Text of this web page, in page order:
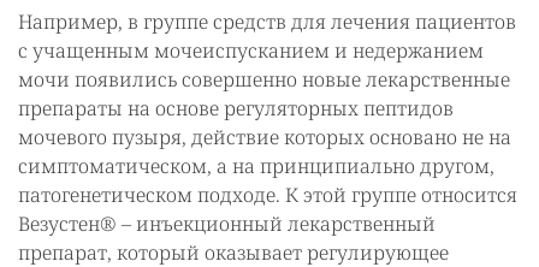
Например, в группе средств для лечения пациентов
с учащенным мочеиспусканием и недержанием
мочи появились совершенно новые лекарственные
препараты на основе регуляторных пептидов
мочевого пузыря, действие которых основано не на
симптоматическом, а на принципиально другом,
патогенетическом подходе. К этой группе относится
Везустен® – инъекционный лекарственный
препарат, который оказывает регулирующее